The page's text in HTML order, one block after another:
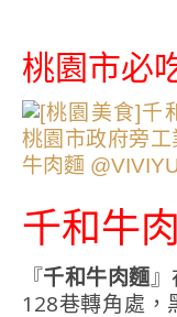
桃園市必
千和牛
『千和牛肉麵』
128巷轉角處，